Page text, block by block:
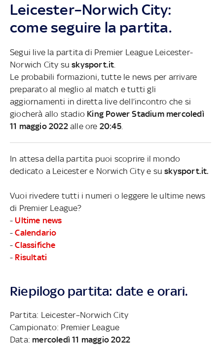
Leicester–Norwich City:
come seguire la partita.
Segui live la partita di Premier League Leicester-
Norwich City suskysport.it
Le probabili formazioni, tutte le news per arrivare
preparato al meglio al match e tutti gli
aggiornamenti in diretta live dell’incontro che si
giocherà allo stadio King Power Stadium mercoledì
11 maggio 2022alle ore 20:45.
In attesa della partita puoi scoprire il mondo
dedicato a Leicester e Norwich City e suskysport.it.
Vuoi rivedere tutti i numeri o leggere le ultime news
di Premier League?
- Ultime news
-Calendario
-Classifiche
- Risultati
Riepilogo partita: date e orari.
Partita: Leicester–Norwich City
Campionato: Premier League
Data: mercoledì 11 maggio 2022